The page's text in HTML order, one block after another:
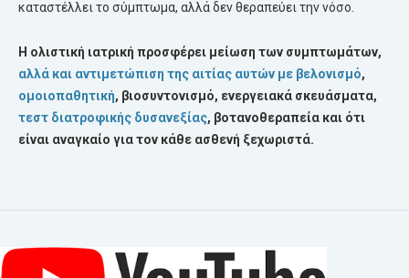
καταστέλλει το σύμπτωμα, αλλά δεν θεραπεύει την νόσο.
Η ολιστική ιατρική προσφέρει μείωση των συμπτωμάτων,
αλλά και αντιμετώπιση της αιτίας αυτών με βελονισμό,
ομοιοπαθητική, βιοσυντονισμό, ενεργειακά σκευάσματα,
τεστ διατροφικής δυσανεξίας, βοτανοθεραπεία και ότι
είναι αναγκαίο για τον κάθε ασθενή ξεχωριστά.